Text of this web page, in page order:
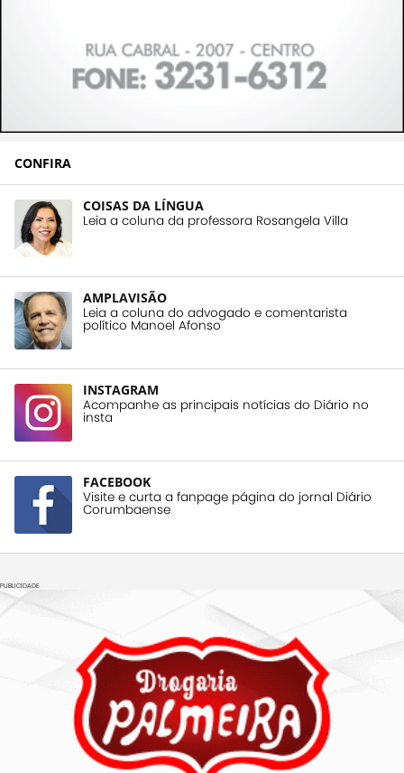
CONFIRA
COISAS DA LÍNGUA
Leia a coluna da professora Rosangela Villa
AMPLAVISÃO
Leia a coluna do advogado e comentarista
político Manoel Afonso
INSTAGRAM
Acompanhe as principais notícias do Diário no
insta
FACEBOOK
Visite e curta a fanpage página do jornal Diário
Corumbaense
PUBLICIDADE